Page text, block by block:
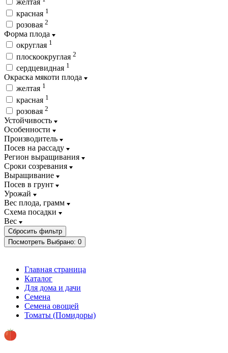
желтая
красная 1
розовая 2
Форма плода
округлая 1
плоскоокруглая 2
сердцевидная 1
Окраска мякоти плода
желтая 1
красная 1
розовая 2
Устойчивость
Особенности
Производитель
Посев на рассаду
Регион выращивания
Сроки созревания
Выращивание
Посев в грунт
Урожай
Вес плода, грамм
Схема посадки
Вес
Посмотреть Выбрано: 0
Главная страница
Каталог
Для дома и дачи
Семена
Семена овощей
Томаты (Помидоры)